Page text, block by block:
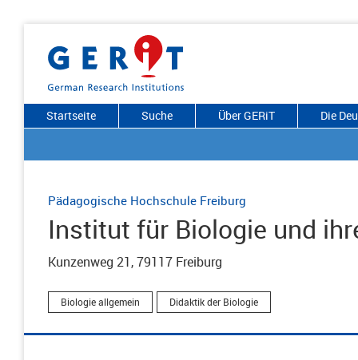
Startseite Suche Über GERiT Die
Pädagogische Hochschule Freiburg
Institut für Biologie und
Kunzenweg 21, 79117 Freiburg
Biologie allgemein Didaktik der Biologie